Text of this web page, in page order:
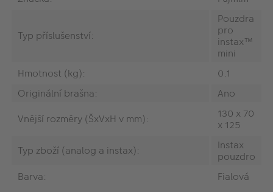
Typ příslušenství:
‎Pouzdra
pro
instax™
mini
Hmotnost (kg):
0.1
Originální brašna:
Ano
Vnější rozměry (ŠxVxH v mm):
130 x 70
x 125
Typ zboží (analog a instax):
Instax
pouzdro
Barva:
Fialová